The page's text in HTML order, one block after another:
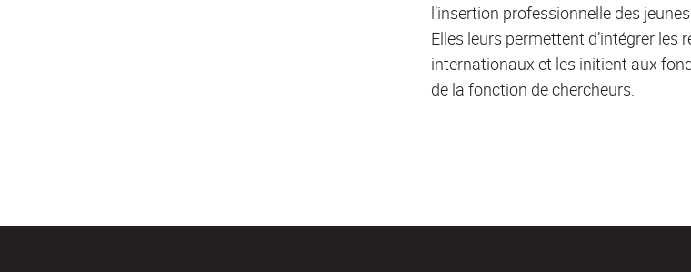
l’insertion professionnelle des
Elles leurs permettent d’intégrer les
internationaux et les initient aux
de la fonction de chercheurs.